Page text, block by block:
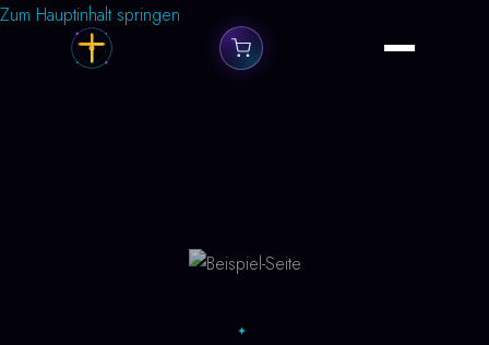
Zum Hauptinhalt springen
✦